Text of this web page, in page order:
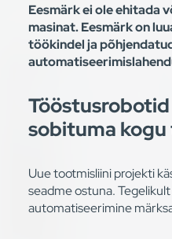
Eesmärk ei ole ehitada
masinat. Eesmärk on
töökindel ja
sobituma kogu
Uue tootmisliini projekti
seadme ostuna.
automatiseerimine